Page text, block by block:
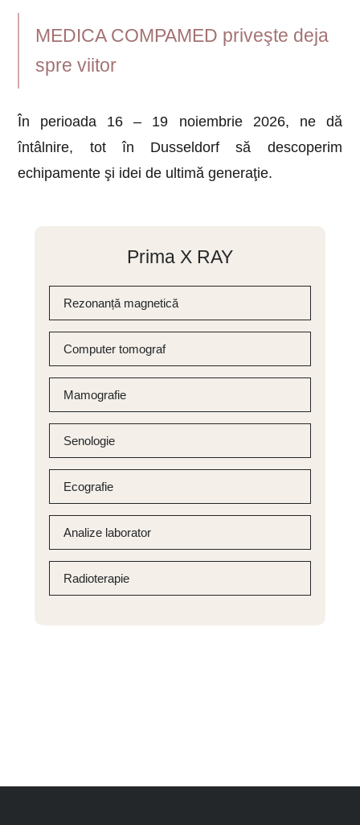
MEDICA COMPAMED priveşte deja
spre viitor
În perioada 16 – 19 noiembrie 2026, ne dă
întâlnire, tot în Dusseldorf să descoperim
echipamente şi idei de ultimă generaţie.
Prima X RAY
Rezonanță magnetică
Computer tomograf
Mamografie
Senologie
Ecografie
Analize laborator
Radioterapie